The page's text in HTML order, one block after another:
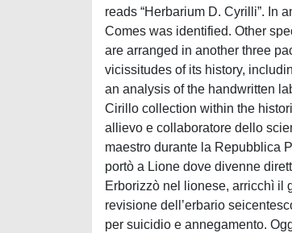
reads “Herbarium D. Cyrilli”. In
Comes was identified. Other
are arranged in another three
vicissitudes of its history,
an analysis of the handwritten
Cirillo collection within the
allievo e collaboratore dello
maestro durante la Repubblica
portò a Lione dove divenne
Erborizzò nel lionese, arricchì il
revisione dell’erbario
per suicidio e annegamento.